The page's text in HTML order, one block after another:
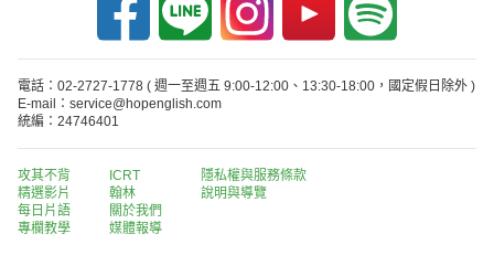
電話：02-2727-1778 ( 週一至週五 9:00-12:00、13:30-18:00，國定假日除外 )
E-mail：service@hopenglish.com
統編：24746401
攻其不背
精選影片
每日片語
專欄教學
ICRT
翰林
關於我們
媒體報導
隱私權與服務條款
說明與導覽